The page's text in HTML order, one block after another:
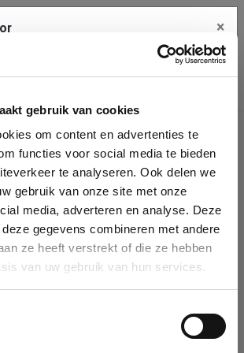
gebruik van cookies
om content en advertenties te
functies voor social media te bieden
te analyseren. Ook delen we
gebruik van onze site met onze
media, adverteren en analyse. Deze
gegevens combineren met andere
ze heeft verstrekt of die ze hebben
van uw gebruik van hun services.
company details
in our database by name, VAT or
a company is selected it will auto-complete the
your company in our database, you can create
×